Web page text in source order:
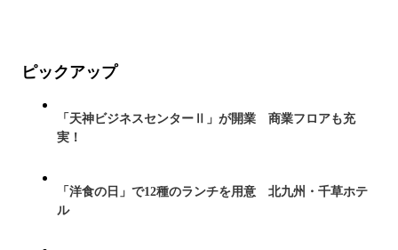
ピックアップ
「天神ビジネスセンターⅡ」が開業 商業フロアも充
実！
「洋食の日」で12種のランチを用意 北九州・千草ホテ
ル